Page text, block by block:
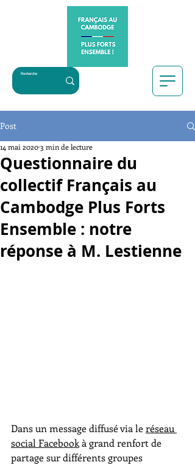
Post
Questionnaire du
collectif Français au
Cambodge Plus Forts
Ensemble : notre
réponse à M. Lestienne
14 mai 20203 min de lecture
Dans un message diffusé via le réseau
social Facebook à grand renfort de
partage sur différents groupes